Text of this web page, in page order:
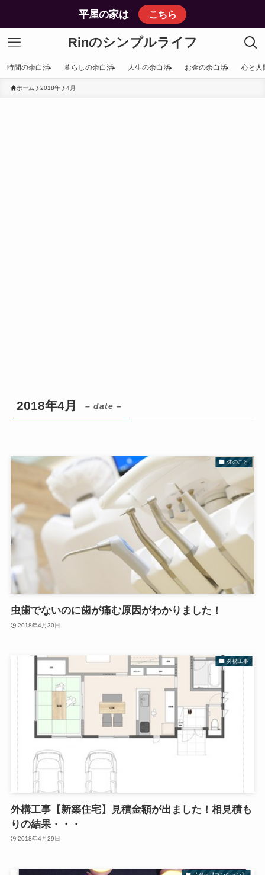
平屋の家は こちら
Rinのシンプルライフ
時間の余白活 暮らしの余白活 人生の余白活 お金の余白活 心と人
ホーム 2018年 4月
2018年4月 – date –
体のこと
虫歯でないのに歯が痛む原因がわかりました！
2018年4月30日
外構工事
外構工事【新築住宅】見積金額が出ました！相見積も
りの結果・・・
2018年4月29日